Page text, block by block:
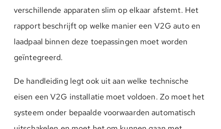
verschillende apparaten slim op elkaar afstemt. Het
rapport beschrijft op welke manier een V2G auto en
laadpaal binnen deze toepassingen moet worden
geïntegreerd.
De handleiding legt ook uit aan welke technische
eisen een V2G installatie moet voldoen. Zo moet het
systeem onder bepaalde voorwaarden automatisch